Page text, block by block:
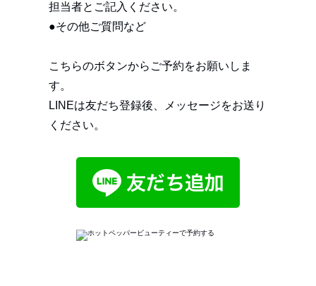
担当者とご記入ください。
●その他ご質問など
こちらのボタンからご予約をお願いしま
す。
LINEは友だち登録後、メッセージをお送り
ください。